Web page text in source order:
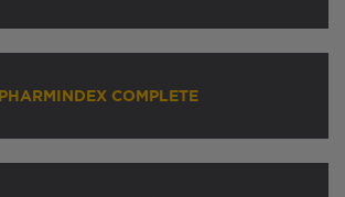
PHARMINDEX COMPLETE